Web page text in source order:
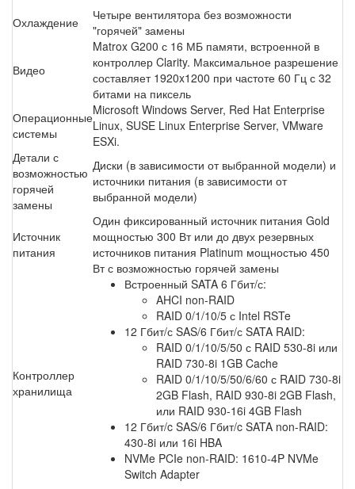
Охлаждение
Четыре вентилятора без возможности
"горячей" замены
Видео
Matrox G200 с 16 МБ памяти, встроенной в
контроллер Clarity. Максимальное разрешение
составляет 1920x1200 при частоте 60 Гц с 32
битами на пиксель
Операционные
системы
Microsoft Windows Server, Red Hat Enterprise
Linux, SUSE Linux Enterprise Server, VMware
ESXi.
Детали с
возможностью
горячей
замены
Диски (в зависимости от выбранной модели) и
источники питания (в зависимости от
выбранной модели)
Источник
питания
Один фиксированный источник питания Gold
мощностью 300 Вт или до двух резервных
источников питания Platinum мощностью 450
Вт с возможностью горячей замены
Контроллер
хранилища
Встроенный SATA 6 Гбит/с:
AHCI non-RAID
RAID 0/1/10/5 с Intel RSTe
12 Гбит/с SAS/6 Гбит/с SATA RAID:
RAID 0/1/10/5/50 с RAID 530-8i или
RAID 730-8i 1GB Cache
RAID 0/1/10/5/50/6/60 с RAID 730-8i
2GB Flash, RAID 930-8i 2GB Flash,
или RAID 930-16i 4GB Flash
12 Гбит/c SAS/6 Гбит/c SATA non-RAID:
430-8i или 16i HBA
NVMe PCIe non-RAID: 1610-4P NVMe
Switch Adapter